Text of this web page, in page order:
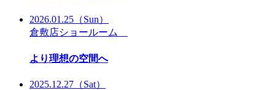
2026.01.25 （Sun）
倉敷店ショールーム
より理想の空間へ
2025.12.27 （Sat）